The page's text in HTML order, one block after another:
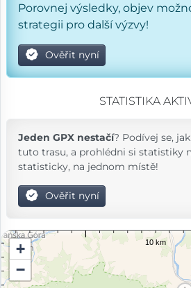
Porovnej výsledky, objev
strategii pro další výzvy!
Ověřit nyní
STATISTIKA
Jeden GPX nestačí? Podívej se,
tuto trasu, a prohlédni si statistiky
statisticky, na jednom místě!
Ověřit nyní
+
−